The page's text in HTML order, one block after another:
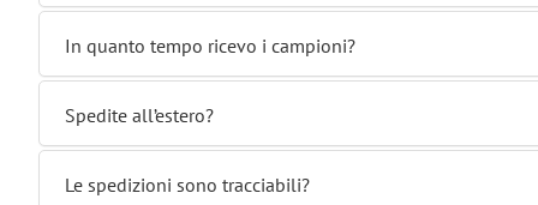
In quanto tempo ricevo i campioni?
Spedite all’estero?
Le spedizioni sono tracciabili?